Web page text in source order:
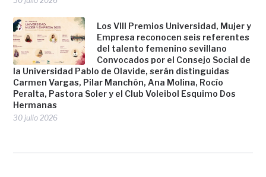
Los VIII Premios Universidad, Mujer y
Empresa reconocen seis referentes
del talento femenino sevillano
Convocados por el Consejo Social de
la Universidad Pablo de Olavide, serán distinguidas
Carmen Vargas, Pilar Manchón, Ana Molina, Rocío
Peralta, Pastora Soler y el Club Voleibol Esquimo Dos
Hermanas
30 julio 2026